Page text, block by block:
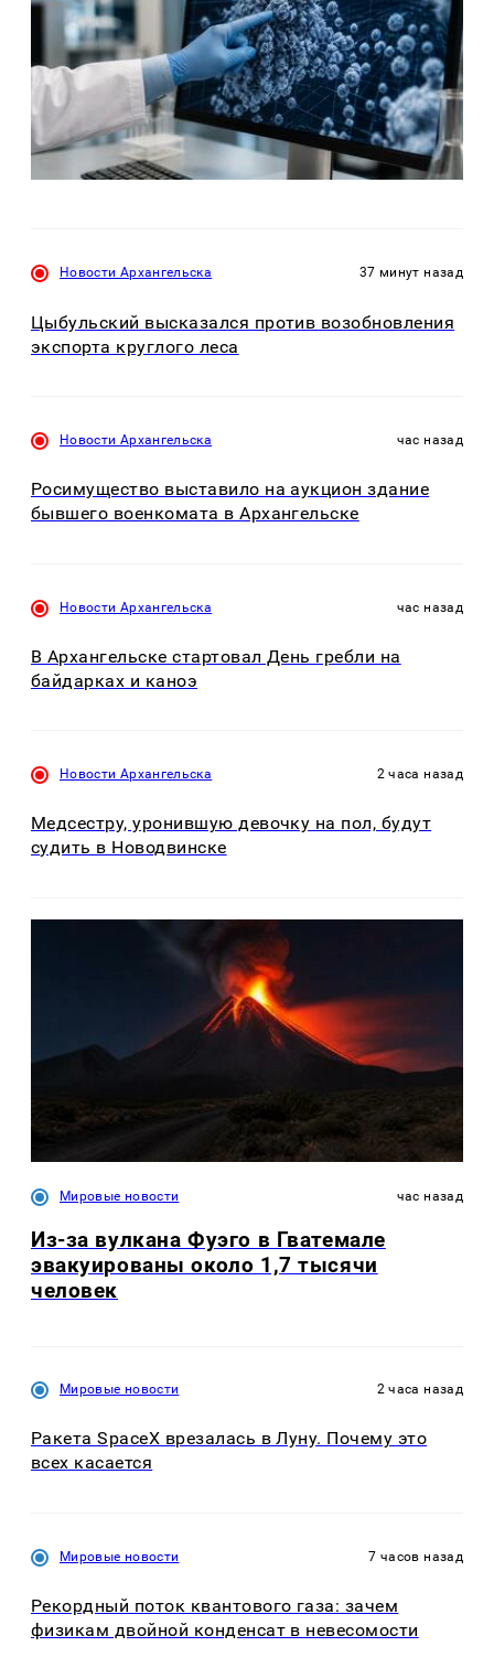
Новости Архангельска 37 минут назад
Цыбульский высказался против возобновления
экспорта круглого леса
Новости Архангельска час назад
Росимущество выставило на аукцион здание
бывшего военкомата в Архангельске
Новости Архангельска час назад
В Архангельске стартовал День гребли на
байдарках и каноэ
Новости Архангельска 2 часа назад
Медсестру, уронившую девочку на пол, будут
судить в Новодвинске
Мировые новости час назад
Из-за вулкана Фуэго в Гватемале
эвакуированы около 1,7 тысячи
человек
Мировые новости 2 часа назад
Ракета SpaceX врезалась в Луну. Почему это
всех касается
Мировые новости 7 часов назад
Рекордный поток квантового газа: зачем
физикам двойной конденсат в невесомости